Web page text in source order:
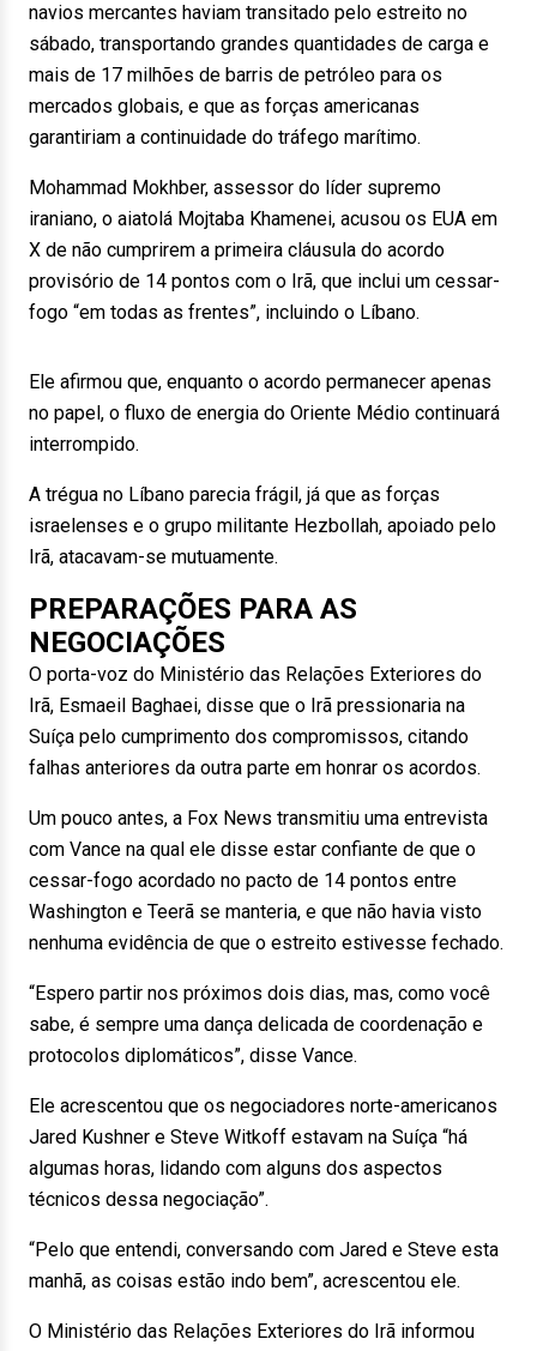
navios mercantes haviam transitado pelo estreito no
sábado, transportando grandes quantidades de carga e
mais de 17 milhões de barris de petróleo para os
mercados globais, e que as forças americanas
garantiriam a continuidade do tráfego marítimo.
Mohammad Mokhber, assessor do líder supremo
iraniano, o aiatolá Mojtaba Khamenei, acusou os EUA em
X de não cumprirem a primeira cláusula do acordo
provisório de 14 pontos com o Irã, que inclui um cessar-
fogo “em todas as frentes”, incluindo o Líbano.
Ele afirmou que, enquanto o acordo permanecer apenas
no papel, o fluxo de energia do Oriente Médio continuará
interrompido.
A trégua no Líbano parecia frágil, já que as forças
israelenses e o grupo militante Hezbollah, apoiado pelo
Irã, atacavam-se mutuamente.
PREPARAÇÕES PARA AS
NEGOCIAÇÕES
O porta-voz do Ministério das Relações Exteriores do
Irã, Esmaeil Baghaei, disse que o Irã pressionaria na
Suíça pelo cumprimento dos compromissos, citando
falhas anteriores da outra parte em honrar os acordos.
Um pouco antes, a Fox News transmitiu uma entrevista
com Vance na qual ele disse estar confiante de que o
cessar-fogo acordado no pacto de 14 pontos entre
Washington e Teerã se manteria, e que não havia visto
nenhuma evidência de que o estreito estivesse fechado.
“Espero partir nos próximos dois dias, mas, como você
sabe, é sempre uma dança delicada de coordenação e
protocolos diplomáticos”, disse Vance.
Ele acrescentou que os negociadores norte-americanos
Jared Kushner e Steve Witkoff estavam na Suíça “há
algumas horas, lidando com alguns dos aspectos
técnicos dessa negociação”.
“Pelo que entendi, conversando com Jared e Steve esta
manhã, as coisas estão indo bem”, acrescentou ele.
O Ministério das Relações Exteriores do Irã informou